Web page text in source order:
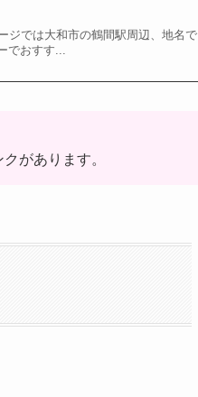
ジでは大和市の鶴間駅周辺、地名で
でおすす...
があります。